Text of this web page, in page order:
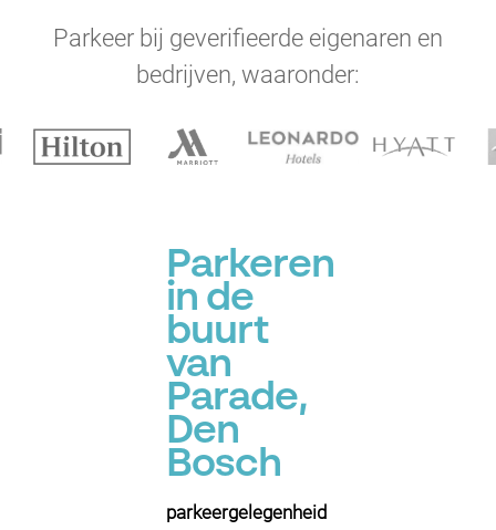
Parkeer bij geverifieerde eigenaren en
bedrijven, waaronder:
Parkeren
in de
buurt
van
Parade,
Den
Bosch
parkeergelegenheid